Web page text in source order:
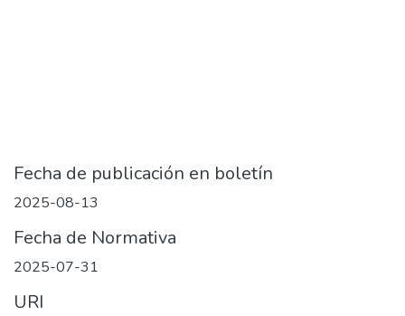
Fecha de publicación en boletín
2025-08-13
Fecha de Normativa
2025-07-31
URI